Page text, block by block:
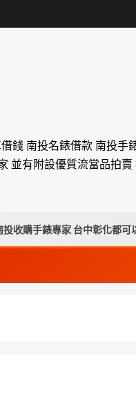
錢 南投名錶借款 南投
並有附設優質流當品拍
專家 台中彰化都可以 高價現